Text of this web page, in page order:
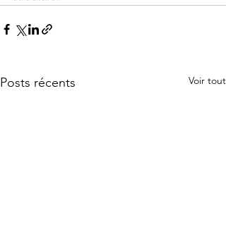
Posts récents Voir tout